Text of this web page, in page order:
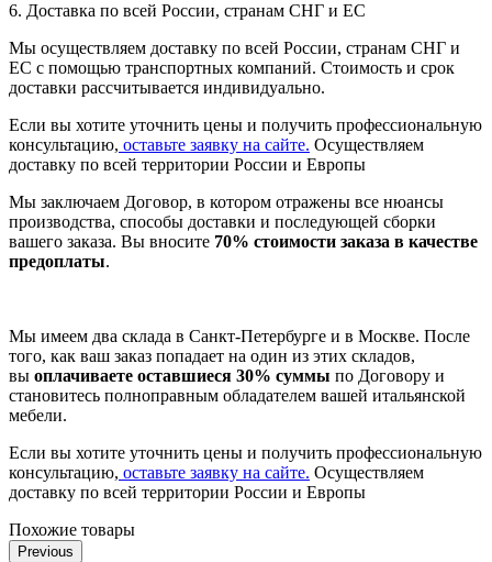
6. Доставка по всей России, странам СНГ и ЕС
Мы осуществляем доставку по всей России, странам СНГ и
ЕС с помощью транспортных компаний. Стоимость и срок
доставки рассчитывается индивидуально.
Если вы хотите уточнить цены и получить профессиональную
консультацию, оставьте заявку на сайте. Осуществляем
доставку по всей территории России и Европы
Мы заключаем Договор, в котором отражены все нюансы
производства, способы доставки и последующей сборки
вашего заказа. Вы вносите 70% стоимости заказа в качестве
предоплаты.
Мы имеем два склада в Санкт-Петербурге и в Москве. После
того, как ваш заказ попадает на один из этих складов,
вы оплачиваете оставшиеся 30% суммы по Договору и
становитесь полноправным обладателем вашей итальянской
мебели.
Если вы хотите уточнить цены и получить профессиональную
консультацию, оставьте заявку на сайте. Осуществляем
доставку по всей территории России и Европы
Похожие товары
Previous